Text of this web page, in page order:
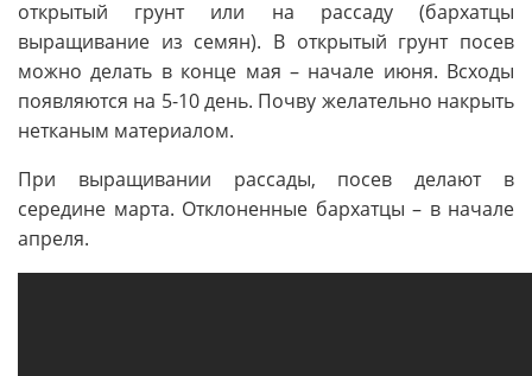
открытый грунт или на рассаду (бархатцы
выращивание из семян). В открытый грунт посев
можно делать в конце мая – начале июня. Всходы
появляются на 5-10 день. Почву желательно накрыть
нетканым материалом.
При выращивании рассады, посев делают в
середине марта. Отклоненные бархатцы – в начале
апреля.